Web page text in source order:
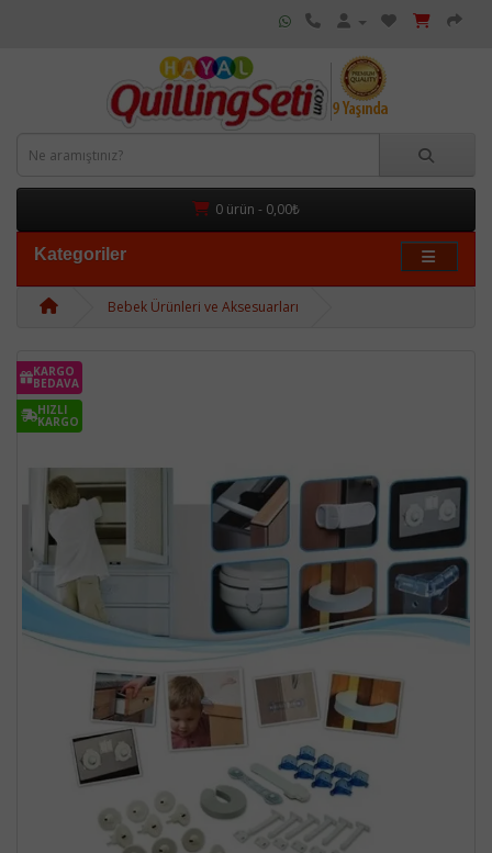
0 ürün - 0,00₺
Kategoriler
Bebek Ürünleri ve Aksesuarları
KARGO
BEDAVA
HIZLI
KARGO